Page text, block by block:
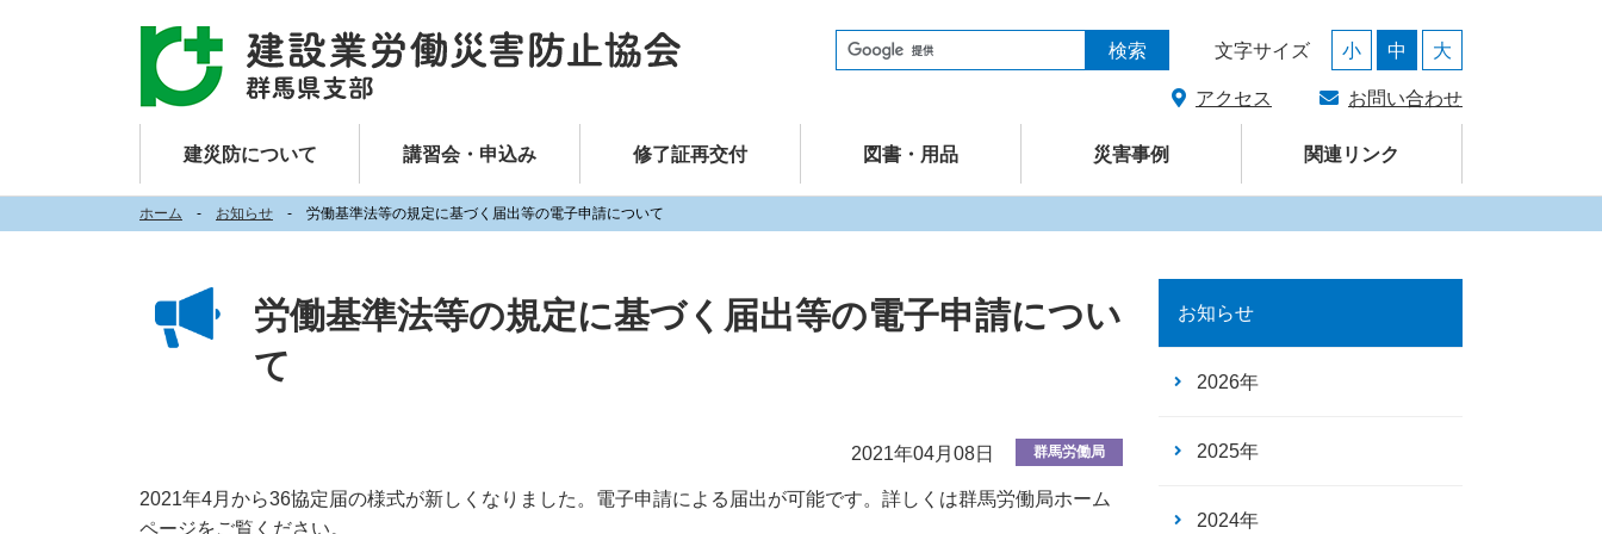
建設業労働災害防止協会（建災防） 群馬県支部
検索 文字サイズ 小 中 大
アクセス お問い合わせ
建災防について 講習会・申込み 修了証再交付 図書・用品 災害事例 関連リンク
ホーム お知らせ 労働基準法等の規定に基づく届出等の電子申請について
労働基準法等の規定に基づく届出等の電子申請につい
て
2021年04月08日 群馬労働局
2021年4月から36協定届の様式が新しくなりました。電子申請による届出が可能です。詳しくは群馬労働局ホーム
ページをご覧ください。
お知らせ
2026年
2025年
2024年